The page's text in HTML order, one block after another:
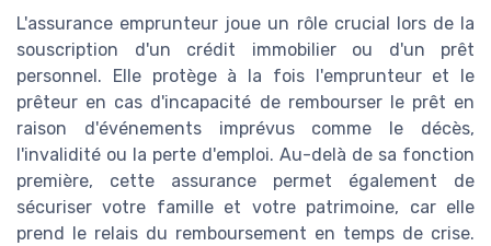
L'assurance emprunteur joue un rôle crucial lors de la
souscription d'un crédit immobilier ou d'un prêt
personnel. Elle protège à la fois l'emprunteur et le
prêteur en cas d'incapacité de rembourser le prêt en
raison d'événements imprévus comme le décès,
l'invalidité ou la perte d'emploi. Au-delà de sa fonction
première, cette assurance permet également de
sécuriser votre famille et votre patrimoine, car elle
prend le relais du remboursement en temps de crise.